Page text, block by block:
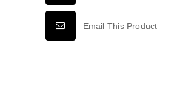
260VCA
INTERIOR
Email This Product